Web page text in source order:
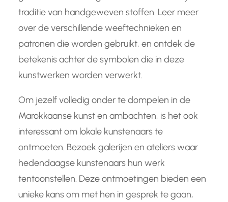
traditie van handgeweven stoffen. Leer meer
over de verschillende weeftechnieken en
patronen die worden gebruikt, en ontdek de
betekenis achter de symbolen die in deze
kunstwerken worden verwerkt.
Om jezelf volledig onder te dompelen in de
Marokkaanse kunst en ambachten, is het ook
interessant om lokale kunstenaars te
ontmoeten. Bezoek galerijen en ateliers waar
hedendaagse kunstenaars hun werk
tentoonstellen. Deze ontmoetingen bieden een
unieke kans om met hen in gesprek te gaan,